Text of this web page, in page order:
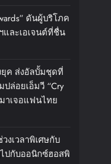
ดันผู้บริโภค
ละเอเจนต์ที่ชื่น
ยุค ส่งอัลบั้มชุดที่
ปล่อยเอ็มวี “Cry
าเจอแฟนไทย
งเวลาพิเศษกับ
ปกับออนิกซ์ฮอสพิ